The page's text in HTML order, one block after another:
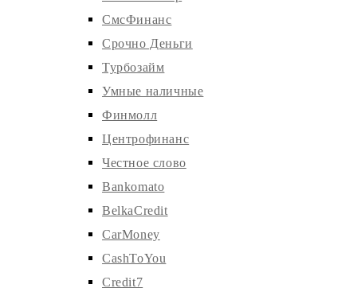
СмсФинанс
Срочно Деньги
Турбозайм
Умные наличные
Финмолл
Центрофинанс
Честное слово
Bankomato
BelkaCredit
CarMoney
CashToYou
Credit7